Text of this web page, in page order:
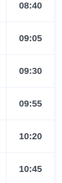
08:40
09:05
09:30
09:55
10:20
10:45